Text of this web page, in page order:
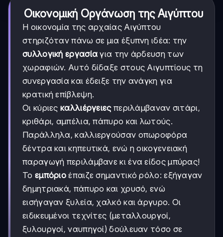
Οικονομική Οργάνωση της Αιγύπτου
Η οικονομία της αρχαίας Αιγύπτου
στηριζόταν πάνω σε μια έξυπνη ιδέα: την
συλλογική εργασία για την άρδευση των
χωραφιών. Αυτό δίδαξε στους Αιγυπτίους τη
συνεργασία και έδειξε την ανάγκη για
κρατική επίβλεψη.
Οι κύριες καλλιέργειεςπεριλάμβαναν σιτάρι,
κριθάρι, αμπέλια, πάπυρο και λωτούς.
Παράλληλα, καλλιεργούσαν οπωροφόρα
δέντρα και κηπευτικά, ενώ η οικογενειακή
παραγωγή περιλάμβανε κι ένα είδος μπύρας!
Το εμπόριο έπαιζε σημαντικό ρόλο: εξήγαγαν
δημητριακά, πάπυρο και χρυσό, ενώ
εισήγαγαν ξυλεία, χαλκό και άργυρο. Οι
ειδικευμένοι τεχνίτες (μεταλλουργοί,
ξυλουργοί, ναυπηγοί) δούλευαν τόσο σε